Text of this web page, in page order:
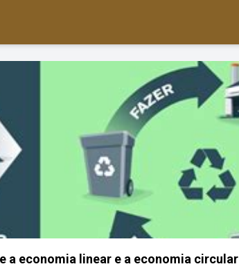
a economia linear e a economia circular